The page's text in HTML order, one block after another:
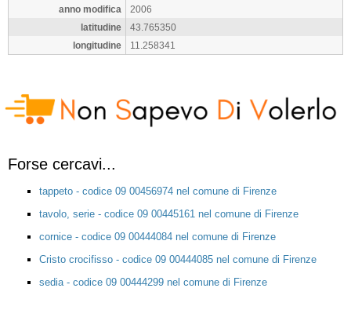
anno modifica
2006
latitudine
43.765350
longitudine
11.258341
Forse cercavi...
tappeto - codice 09 00456974 nel comune di Firenze
tavolo, serie - codice 09 00445161 nel comune di Firenze
cornice - codice 09 00444084 nel comune di Firenze
Cristo crocifisso - codice 09 00444085 nel comune di Firenze
sedia - codice 09 00444299 nel comune di Firenze